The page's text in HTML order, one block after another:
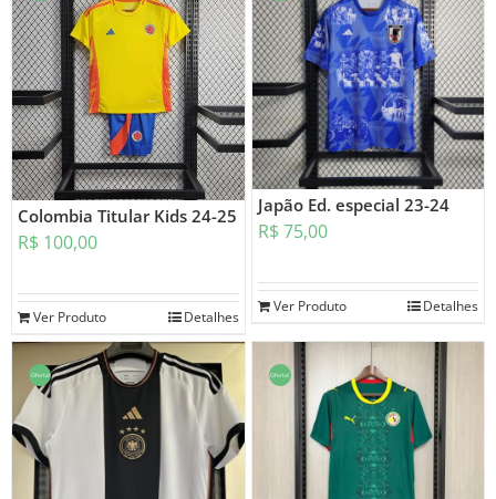
Colombia Titular Kids 24-25
R$ 100,00
Ver Produto Detalhes
Japão Ed. especial 23-24
R$ 75,00
Ver Produto Detalhes
Oferta! Oferta!